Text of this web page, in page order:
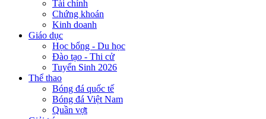
Tài chính
Chứng khoán
Kinh doanh
Giáo dục
Học bổng - Du học
Đào tạo - Thi cử
Tuyển Sinh 2026
Thể thao
Bóng đá quốc tế
Bóng đá Việt Nam
Quần vợt